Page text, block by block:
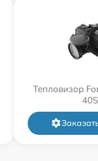
Тепловизор